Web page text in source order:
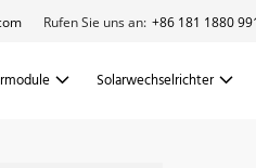
Rufen Sie uns an: +86 181 1880
Solarwechselrichter